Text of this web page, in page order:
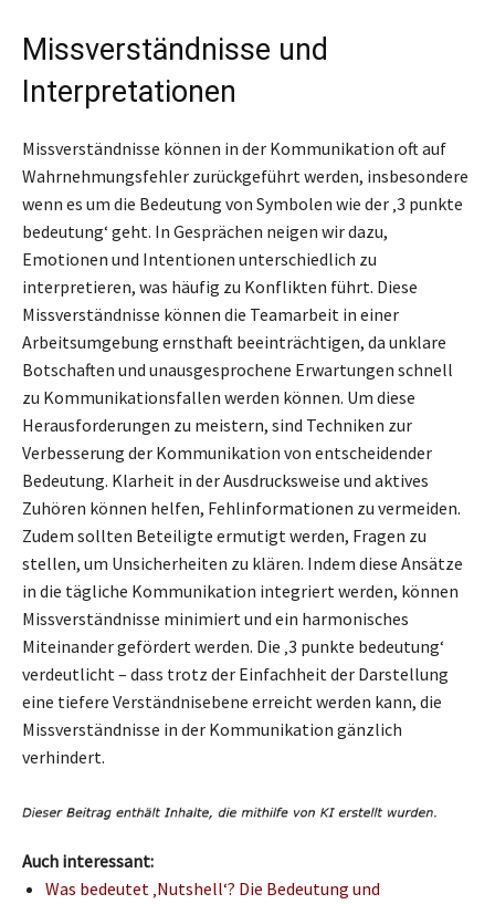
Missverständnisse und
Interpretationen
Missverständnisse können in der Kommunikation oft auf
Wahrnehmungsfehler zurückgeführt werden, insbesondere
wenn es um die Bedeutung von Symbolen wie der ‚3 punkte
bedeutung‘ geht. In Gesprächen neigen wir dazu,
Emotionen und Intentionen unterschiedlich zu
interpretieren, was häufig zu Konflikten führt. Diese
Missverständnisse können die Teamarbeit in einer
Arbeitsumgebung ernsthaft beeinträchtigen, da unklare
Botschaften und unausgesprochene Erwartungen schnell
zu Kommunikationsfallen werden können. Um diese
Herausforderungen zu meistern, sind Techniken zur
Verbesserung der Kommunikation von entscheidender
Bedeutung. Klarheit in der Ausdrucksweise und aktives
Zuhören können helfen, Fehlinformationen zu vermeiden.
Zudem sollten Beteiligte ermutigt werden, Fragen zu
stellen, um Unsicherheiten zu klären. Indem diese Ansätze
in die tägliche Kommunikation integriert werden, können
Missverständnisse minimiert und ein harmonisches
Miteinander gefördert werden. Die ‚3 punkte bedeutung‘
verdeutlicht – dass trotz der Einfachheit der Darstellung
eine tiefere Verständnisebene erreicht werden kann, die
Missverständnisse in der Kommunikation gänzlich
verhindert.
Auch interessant:
Was bedeutet ‚Nutshell‘? Die Bedeutung und